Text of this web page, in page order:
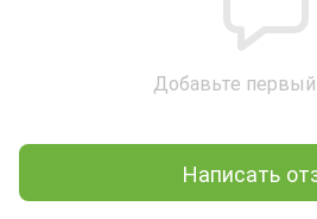
Добавьте
Написать